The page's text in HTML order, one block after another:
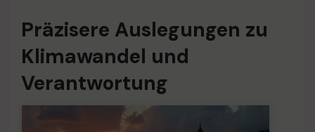
Präzisere Auslegungen zu
Klimawandel und
Verantwortung